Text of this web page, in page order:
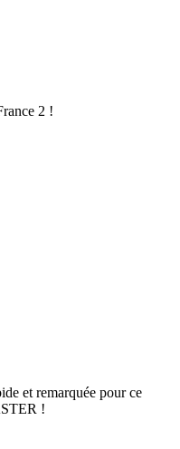
2 !
et remarquée pour ce
!